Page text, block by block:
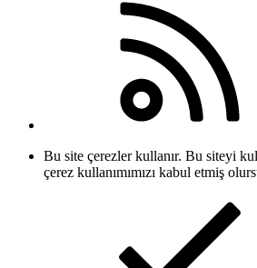
Bu site çerezler kullanır. Bu siteyi
çerez kullanımımızı kabul etmiş